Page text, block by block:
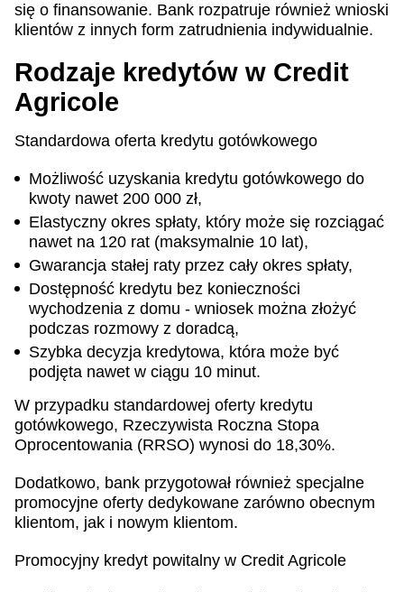
się o finansowanie. Bank rozpatruje również wnioski
klientów z innych form zatrudnienia indywidualnie.
Rodzaje kredytów w Credit
Agricole
Standardowa oferta kredytu gotówkowego
Możliwość uzyskania kredytu gotówkowego do
kwoty nawet 200 000 zł,
Elastyczny okres spłaty, który może się rozciągać
nawet na 120 rat (maksymalnie 10 lat),
Gwarancja stałej raty przez cały okres spłaty,
Dostępność kredytu bez konieczności
wychodzenia z domu - wniosek można złożyć
podczas rozmowy z doradcą,
Szybka decyzja kredytowa, która może być
podjęta nawet w ciągu 10 minut.
W przypadku standardowej oferty kredytu
gotówkowego, Rzeczywista Roczna Stopa
Oprocentowania (RRSO) wynosi do 18,30%.
Dodatkowo, bank przygotował również specjalne
promocyjne oferty dedykowane zarówno obecnym
klientom, jak i nowym klientom.
Promocyjny kredyt powitalny w Credit Agricole